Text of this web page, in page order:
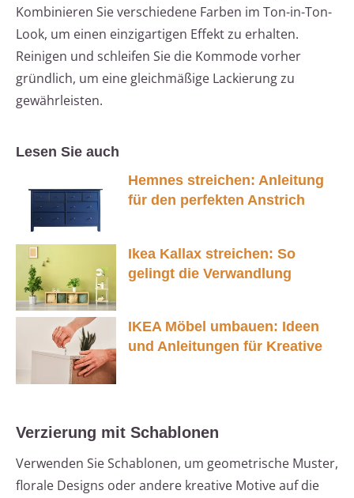
Kombinieren Sie verschiedene Farben im Ton-in-Ton-
Look, um einen einzigartigen Effekt zu erhalten.
Reinigen und schleifen Sie die Kommode vorher
gründlich, um eine gleichmäßige Lackierung zu
gewährleisten.
Lesen Sie auch
Hemnes streichen: Anleitung
für den perfekten Anstrich
Ikea Kallax streichen: So
gelingt die Verwandlung
IKEA Möbel umbauen: Ideen
und Anleitungen für Kreative
Verzierung mit Schablonen
Verwenden Sie Schablonen, um geometrische Muster,
florale Designs oder andere kreative Motive auf die